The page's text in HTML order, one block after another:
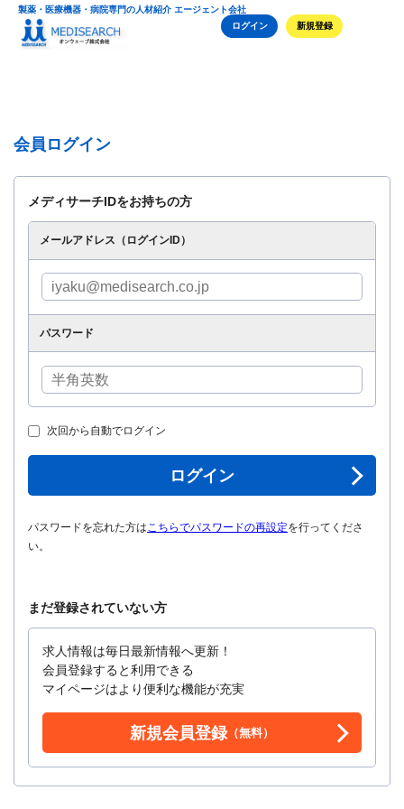
製薬・医療機器・病院専門の人材紹介 エージェント会社
ログイン
新規登録
会員ログイン
メディサーチIDをお持ちの方
メールアドレス（ログインID）
パスワード
次回から自動でログイン
ログイン
パスワードを忘れた方はこちらでパスワードの再設定を行ってくださ
い。
まだ登録されていない方
求人情報は毎日最新情報へ更新！
会員登録すると利用できる
マイページはより便利な機能が充実
新規会員登録（無料）